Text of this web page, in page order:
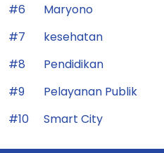
#6
Maryono
#7
kesehatan
#8
Pendidikan
#9
Pelayanan Publik
#10
Smart City